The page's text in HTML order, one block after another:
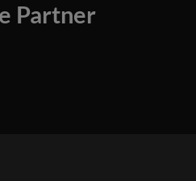
Partner